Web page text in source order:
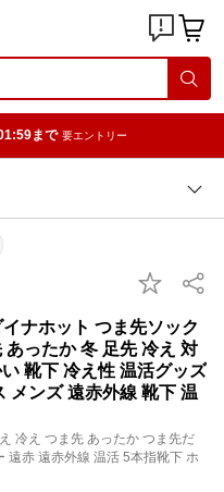
まで 要エントリー
ナホット つま先ソック
あったか 冬 足先 冷え 対
靴下 冷え性 温活グッズ
メンズ 遠赤外線 靴下 温
冷え つま先 あったか つま先だ
遠赤 遠赤外線 温活 5本指靴下 ホ